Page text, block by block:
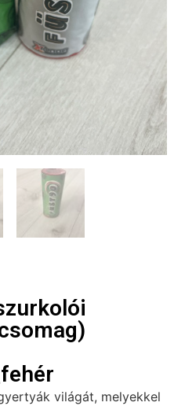
világát, melyekkel